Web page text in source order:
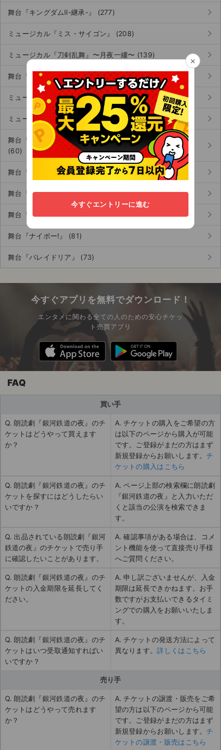
舞台『キングダムⅡ-継承-』 (277) keyboard_arrow_right
ミュージカル『ミス・サイゴン』 (208) keyboard_arrow_right
ミュージカル『刀剣乱舞』〜月夜一縷〜 (139) keyboard_arrow_right
舞台『Dancing☆Starプリキュア』 (109) keyboard_arrow_right
ミュージカル『美少女戦士セーラームーン』 (41) keyboard_arrow_right
ミュージカル『RENT（レント）』 (116) keyboard_arrow_right
舞台『アケチコ！～蒸気の黒ダイヤ、あるいは狂気の島～』
(60)
keyboard_arrow_right
舞台『アメリカン・ドリーム』 (88) keyboard_arrow_right
舞台『HiGH&LOW THE 戦国』 (67) keyboard_arrow_right
舞台『多聞くん今どっち!?』 (78) keyboard_arrow_right
舞台『ナイボー!』 (81) keyboard_arrow_right
舞台『パレイドリア』 (73) keyboard_arrow_right
今すぐアプリを無料でダウンロード！
エンタメに関わる全ての人のための安心チケッ
ト売買アプリ
FAQ
買い手
Q. 朗読劇『銀河鉄道の夜』のチ
ケットはどうやって買えます
か？
A. チケットの購入をご希望の方
は以下のページから購入が可能
です。ご登録がまだの方はまず
新規登録からお願いします。 チ
ケットの購入はこちら
Q. 朗読劇『銀河鉄道の夜』のチ
ケットを探すにはどうしたらい
いですか？
A. ページ上部の検索欄に朗読劇
『銀河鉄道の夜』と入力いただ
くと該当の公演を検索できま
す。
Q. 出品されている朗読劇『銀河
鉄道の夜』のチケットで売り手
に確認したいことがあります。
A. 確認事項がある場合は、コメ
ント機能を使って直接売り手様
へご質問ください。
Q. 朗読劇『銀河鉄道の夜』のチ
ケットの入金期限を延長してく
ださい。
A. 申し訳ございませんが、入金
期限は延長できかねます。お手
数ですがお支払いできるタイミ
ングでの購入をお願いいたしま
す。
Q. 朗読劇『銀河鉄道の夜』のチ
ケットはいつ受取通知すればい
いですか？
A. チケットの発送方法によって
異なります。詳しくはこちら
売り手
Q. 朗読劇『銀河鉄道の夜』のチ
ケットはどうやって売れます
か？
A. チケットの譲渡・販売をご希
望の方は以下のページから可能
です。ご登録がまだの方はまず
新規登録からお願いします。 チ
ケットの譲渡・販売はこちら
×
今すぐエントリーに進む